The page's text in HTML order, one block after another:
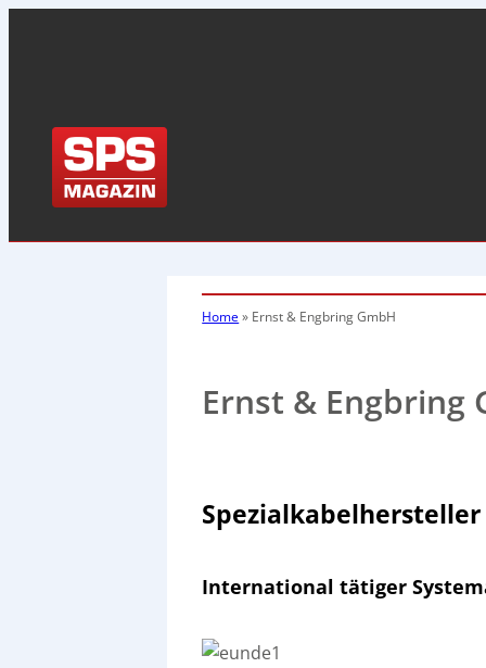
Home» Ernst & Engbring GmbH
Ernst & Engbring
International tätiger